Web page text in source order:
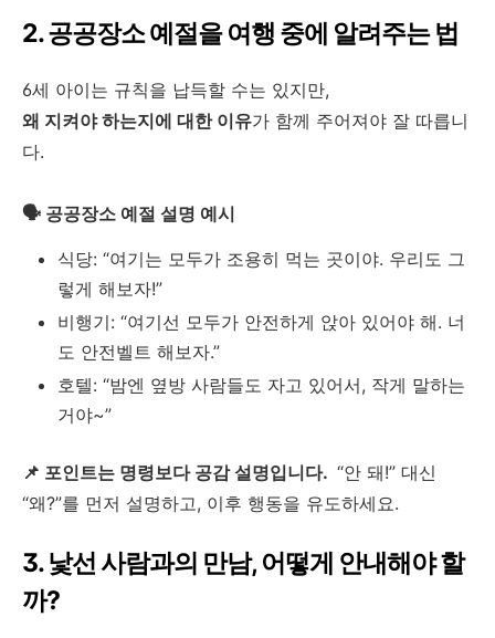
2. 공공장소 예절을 여행 중에 알려주는 법
6세 아이는 규칙을 납득할 수는 있지만,
왜 지켜야 하는지에 대한 이유가 함께 주어져야 잘 따릅니
다.
🗣 공공장소 예절 설명 예시
식당: “여기는 모두가 조용히 먹는 곳이야. 우리도 그
렇게 해보자!”
비행기: “여기선 모두가 안전하게 앉아 있어야 해. 너
도 안전벨트 해보자.”
호텔: “밤엔 옆방 사람들도 자고 있어서, 작게 말하는
거야~”
📌 포인트는 명령보다 공감 설명입니다. “안 돼!” 대신
“왜?”를 먼저 설명하고, 이후 행동을 유도하세요.
3. 낯선 사람과의 만남, 어떻게 안내해야 할
까?